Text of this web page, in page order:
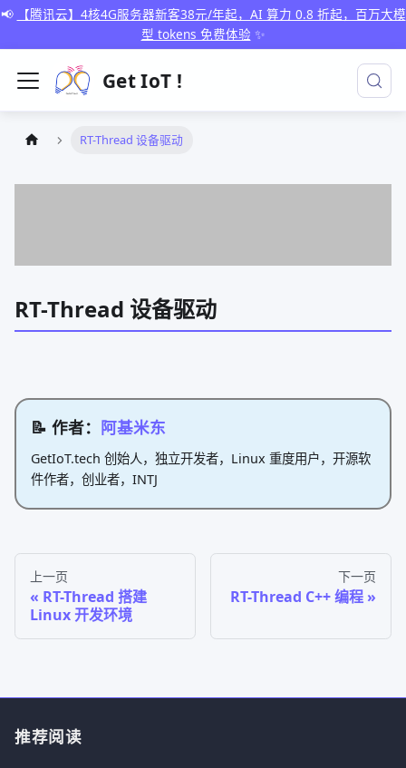
📢
【腾讯云】4核4G服务器新客38元/年起，AI 算力 0.8 折起，百万大模
型 tokens 免费体验 ✨
Get IoT !
RT-Thread 设备驱动
RT-Thread 设备驱动
📝 作者： 阿基米东
GetIoT.tech 创始人，独立开发者，Linux 重度用户，开源软
件作者，创业者，INTJ
上一页
RT-Thread 搭建
Linux 开发环境
下一页
RT-Thread C++ 编程
推荐阅读